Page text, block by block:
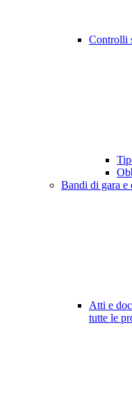
Controlli
Bandi di gara e
Atti e
tutte le